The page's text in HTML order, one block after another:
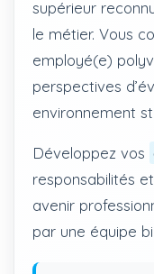
supérieur
le métier. Vous
employé(e)
perspectives
environnement
Développez vos
responsabilités
avenir
par une équipe